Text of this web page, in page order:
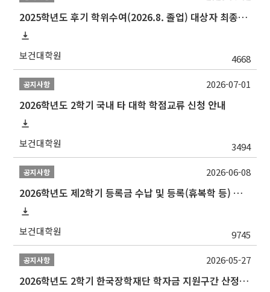
2025학년도 후기 학위수여(2026.8. 졸업) 대상자 최종인준 논문 제출 안내
보건대학원 4668
공지사항
2026학년도 2학기 국내 타 대학 학점교류 신청 안내
보건대학원 3494
2026-07-01
공지사항
2026학년도 제2학기 등록금 수납 및 등록(휴복학 등) 일정 안내
보건대학원 9745
2026-06-08
공지사항
2026학년도 2학기 한국장학재단 학자금 지원구간 산정 신청 안내
2026-05-27